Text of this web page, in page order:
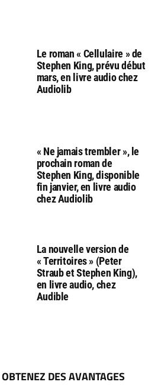
Le roman « Cellulaire » de
Stephen King, prévu début
mars, en livre audio chez
Audiolib
« Ne jamais trembler », le
prochain roman de
Stephen King, disponible
fin janvier, en livre audio
chez Audiolib
La nouvelle version de
« Territoires » (Peter
Straub et Stephen King),
en livre audio, chez
Audible
DES AVANTAGES